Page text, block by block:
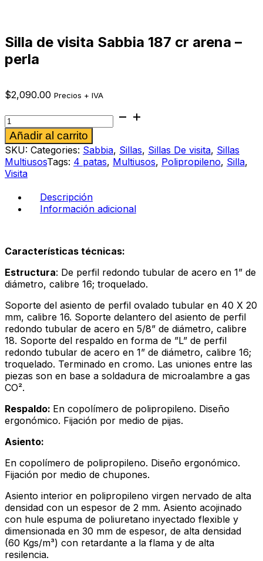
Silla de visita Sabbia 187 cr arena –
perla
$2,090.00 Precios + IVA
Silla
de
visita
Sabbia
187
cr
arena
perla
cantidad
Añadir al carrito
SKU: Categories: Sabbia, Sillas, Sillas De visita, Sillas
MultiusosTags: 4 patas, Multiusos, Polipropileno, Silla,
Visita
Descripción
Información adicional
Características técnicas:
Estructura: De perfil redondo tubular de acero en 1” de
diámetro, calibre 16; troquelado.
Soporte del asiento de perfil ovalado tubular en 40 X 20
mm, calibre 16. Soporte delantero del asiento de perfil
redondo tubular de acero en 5/8” de diámetro, calibre
18. Soporte del respaldo en forma de ”L” de perfil
redondo tubular de acero en 1” de diámetro, calibre 16;
troquelado. Terminado en cromo. Las uniones entre las
piezas son en base a soldadura de microalambre a gas
CO².
Respaldo: En copolímero de polipropileno. Diseño
ergonómico. Fijación por medio de pijas.
Asiento:
En copolímero de polipropileno. Diseño ergonómico.
Fijación por medio de chupones.
Asiento interior en polipropileno virgen nervado de alta
densidad con un espesor de 2 mm. Asiento acojinado
con hule espuma de poliuretano inyectado flexible y
dimensionada en 30 mm de espesor, de alta densidad
(60 Kgs/m³) con retardante a la flama y de alta
resilencia.